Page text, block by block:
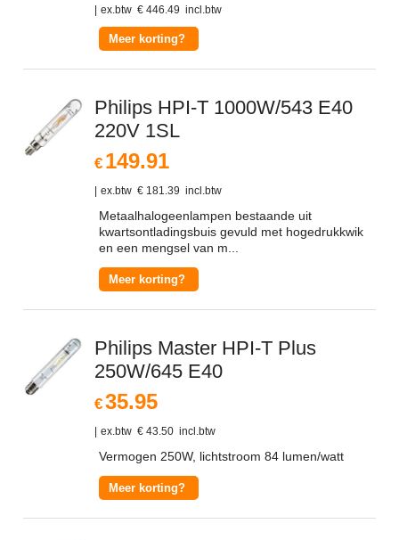
ex.btw € 446.49 incl.btw
Meer korting?
Philips HPI-T 1000W/543 E40
220V 1SL
€ 149.91
ex.btw € 181.39 incl.btw
Metaalhalogeenlampen bestaande uit
kwartsontladingsbuis gevuld met hogedrukkwik
en een mengsel van m...
Meer korting?
Philips Master HPI-T Plus
250W/645 E40
€35.95
ex.btw € 43.50 incl.btw
Vermogen 250W, lichtstroom 84 lumen/watt
Meer korting?